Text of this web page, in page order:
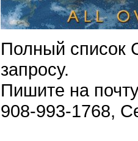
Полный список
запросу.
Пишите на
908-993-1768,